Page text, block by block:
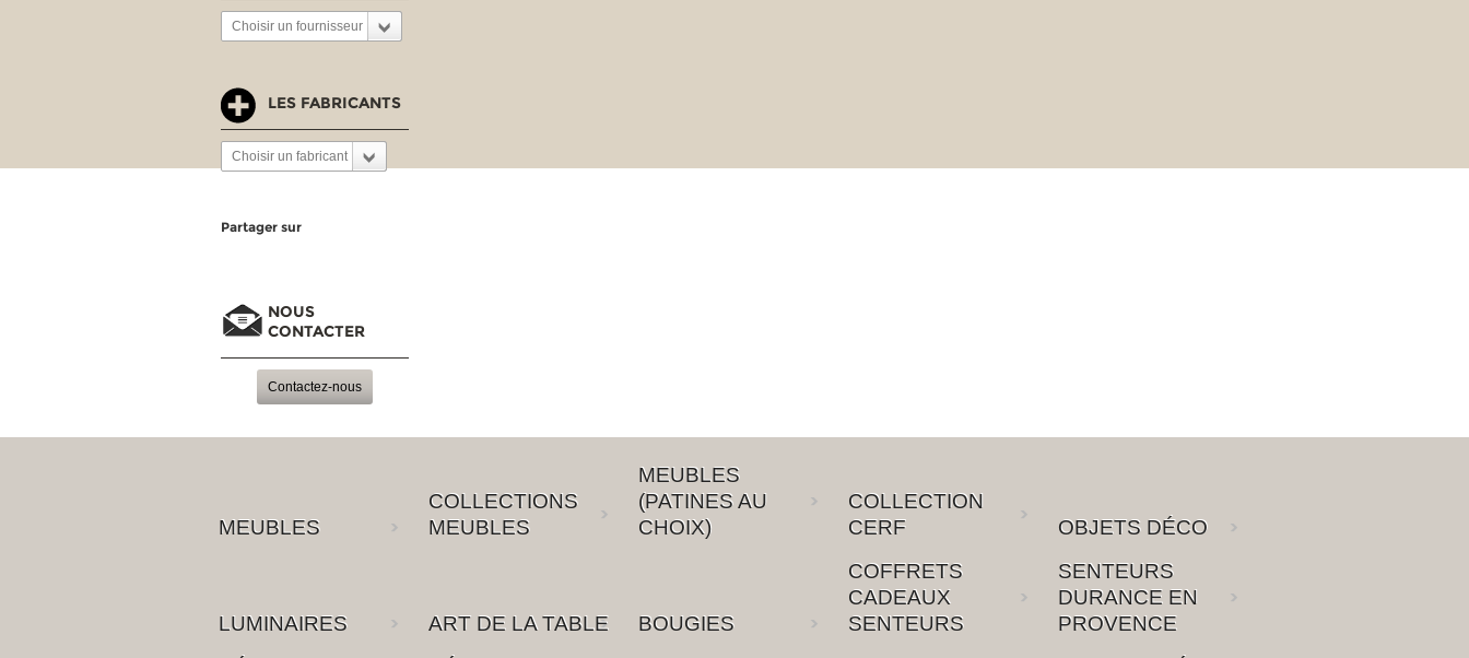
Choisir un fournisseur
LES FABRICANTS
Choisir un fabricant
Partager sur
NOUS
CONTACTER
Contactez-nous
MEUBLES
COLLECTIONS
MEUBLES
MEUBLES
(PATINES AU
CHOIX)
COLLECTION
CERF
OBJETS DÉCO
LUMINAIRES ART DE LA TABLE BOUGIES
COFFRETS
CADEAUX
SENTEURS
SENTEURS
DURANCE EN
PROVENCE